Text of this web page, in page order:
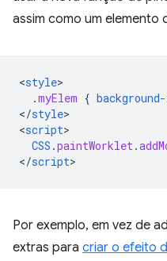
assim como um elemento
<style
.myElem {
</style>
<script
CSS .paintWorklet.
</script
Por exemplo, em vez de
extras para criar o efeito